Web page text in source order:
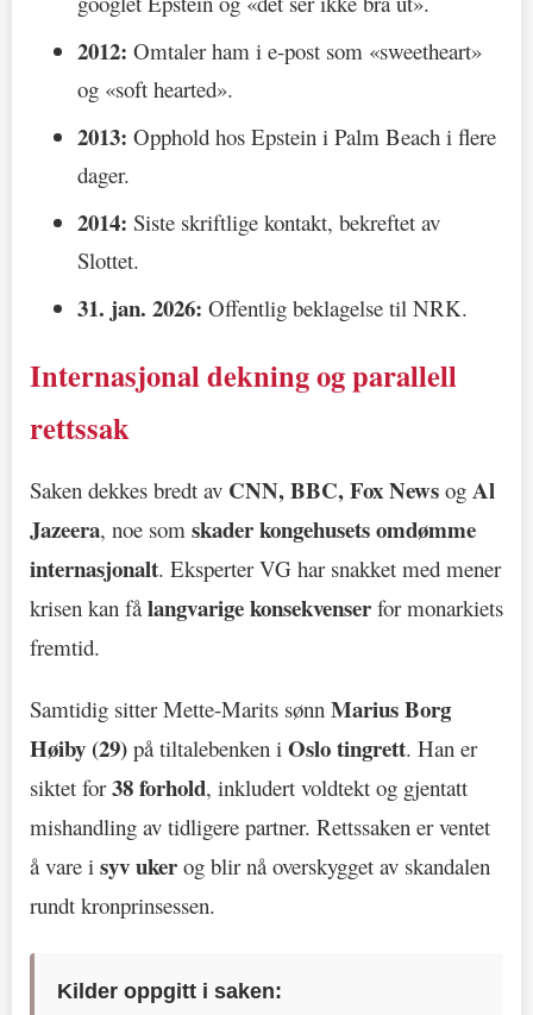
2012: Omtaler ham i e-post som «sweetheart»
og «soft hearted».
2013: Opphold hos Epstein i Palm Beach i flere
dager.
2014: Siste skriftlige kontakt, bekreftet av
Slottet.
31. jan. 2026: Offentlig beklagelse til NRK.
Internasjonal dekning og parallell
rettssak
Saken dekkes bredt av CNN, BBC, Fox News og Al
Jazeera, noe som skader kongehusets omdømme
internasjonalt. Eksperter VG har snakket med mener
krisen kan fålangvarige konsekvenser for monarkiets
fremtid.
Samtidig sitter Mette-Marits sønn Marius Borg
Høiby (29) på tiltalebenken i Oslo tingrett. Han er
siktet for38 forhold, inkludert voldtekt og gjentatt
mishandling av tidligere partner. Rettssaken er ventet
å vare i syv uker og blir nå overskygget av skandalen
rundt kronprinsessen.
Kilder oppgitt i saken: